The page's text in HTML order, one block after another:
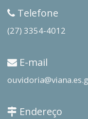
Telefone
(27) 3354-4012
E-mail
Endereço